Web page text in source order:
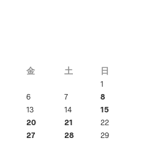
金 土 日
1
6 7
8
13 14
15
20 21
22
27 28
29